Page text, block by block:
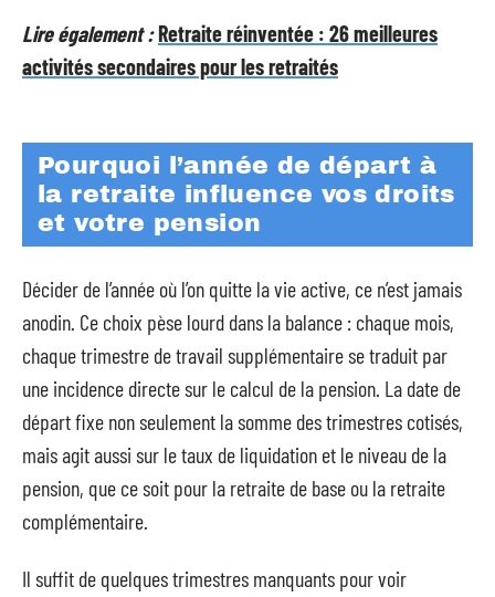
Lire également :Retraite réinventée : 26 meilleures
activités secondaires pour les retraités
Pourquoi l’année de départ à
la retraite influence vos droits
et votre pension
Décider de l’année où l’on quitte la vie active, ce n’est jamais
anodin. Ce choix pèse lourd dans la balance : chaque mois,
chaque trimestre de travail supplémentaire se traduit par
une incidence directe sur le calcul de la pension. La date de
départ fixe non seulement la somme des trimestres cotisés,
mais agit aussi sur le taux de liquidation et le niveau de la
pension, que ce soit pour la retraite de base ou la retraite
complémentaire.
Il suffit de quelques trimestres manquants pour voir